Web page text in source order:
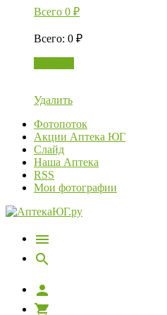
Всего 0 ₽
Всего: 0 ₽
Удалить
Фотопоток
Акции Аптека ЮГ
Слайд
Наша Аптека
RSS
Мои фотографии